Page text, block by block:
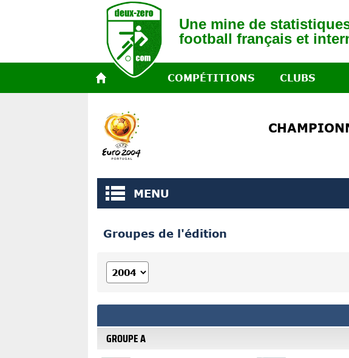
Une mine de
football français et
COMPÉTITIONS CLUBS
MENU
Groupes de l'édition
GROUPE A